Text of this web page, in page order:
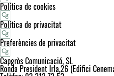
Política de cookies
Política de privacitat
Preferències de privacitat
Capgròs Comunicació, SL
Ronda President Irla,26 (Edifici